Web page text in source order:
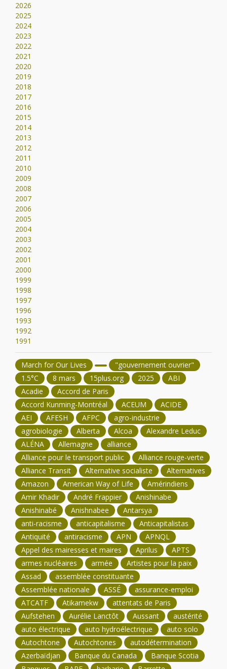
2026
2025
2024
2023
2022
2021
2020
2019
2018
2017
2016
2015
2014
2013
2012
2011
2010
2009
2008
2007
2006
2005
2004
2003
2002
2001
2000
1999
1998
1997
1996
1993
1992
1991
March for Our Lives
"gouvernement ouvrier"
1.5°C
8 mars 15plus.org 2025
ABI
Acadie
Accord de Paris
Accord Kunming-Montréal
ACEUM
ACIDE
AEI
AFESH AFPC
agro-industrie
agrobiologie
Alberta Alcoa
Alexandre Leduc
ALÉNA
Allemagne
alliance
Alliance pour le transport public
Alliance rouge-verte
Alliance Transit
Alternative socialiste
Alternatives
Amazon
American Way of Life
Amérindiens
Amir Khadir
André Frappier
Anishinabe
Anishinabé
Anishnabee
Antarsya
anti-racisme
anticapitalisme
Anticapitalistas
Antiquité
antiracisme APN
APNQL
Appel des mairesses et maires
Aprilus
APTS
armes nucléaires
armée
Artistes pour la paix
Assad
assemblée constituante
Assemblée nationale
ASSÉ
assurance-emploi
ATCATF
Atikamekw
attentats de Paris
Aufstehen
Aurélie Lanctôt Aussant
austérité
auto électrique
auto hydroélectrique
auto solo
Autochtone
Autochtones
autodétermination
Azerbaïdjan
Banque du Canada
Banque Scotia